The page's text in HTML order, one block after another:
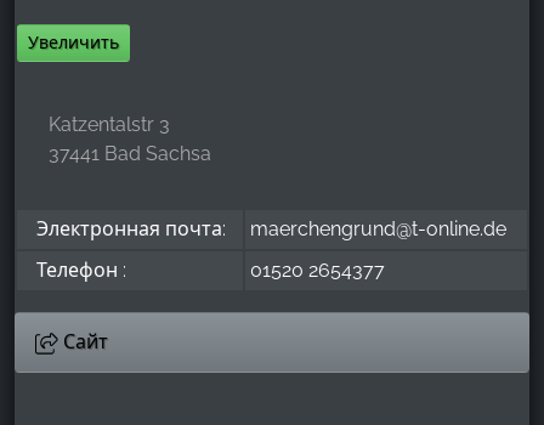
Увеличить
Katzentalstr 3
37441 Bad Sachsa
Электронная почта:
maerchengrund@t-online.de
Телефон :
01520 2654377
Сайт
Provider:
Purpose:
Сбор статистических данных об использовании
24 часа - 2 года